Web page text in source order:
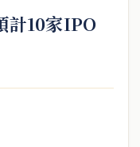
計10家IPO